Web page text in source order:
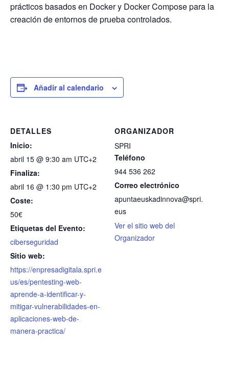
prácticos basados en Docker y Docker Compose para la
creación de entornos de prueba controlados.
Añadir al calendario
DETALLES
Inicio:
abril 15 @ 9:30 am UTC+2
Finaliza:
abril 16 @ 1:30 pm UTC+2
Coste:
50€
Etiquetas del Evento:
ciberseguridad
Sitio web:
https://enpresadigitala.spri.e
us/es/pentesting-web-
aprende-a-identificar-y-
mitigar-vulnerabilidades-en-
aplicaciones-web-de-
manera-practica/
ORGANIZADOR
SPRI
Teléfono
944 536 262
Correo electrónico
apuntaeuskadinnova@spri.
eus
Ver el sitio web del
Organizador